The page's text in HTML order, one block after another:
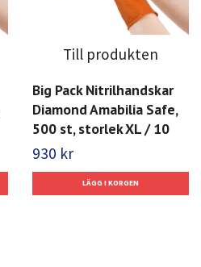
Till produkten
Big Pack Nitrilhandskar
Diamond Amabilia Safe,
500 st, storlek XL / 10
930 kr